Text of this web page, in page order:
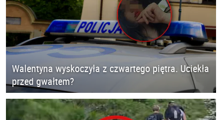
Walentyna wyskoczyła z czwartego piętra. Uciekła
przed gwałtem?